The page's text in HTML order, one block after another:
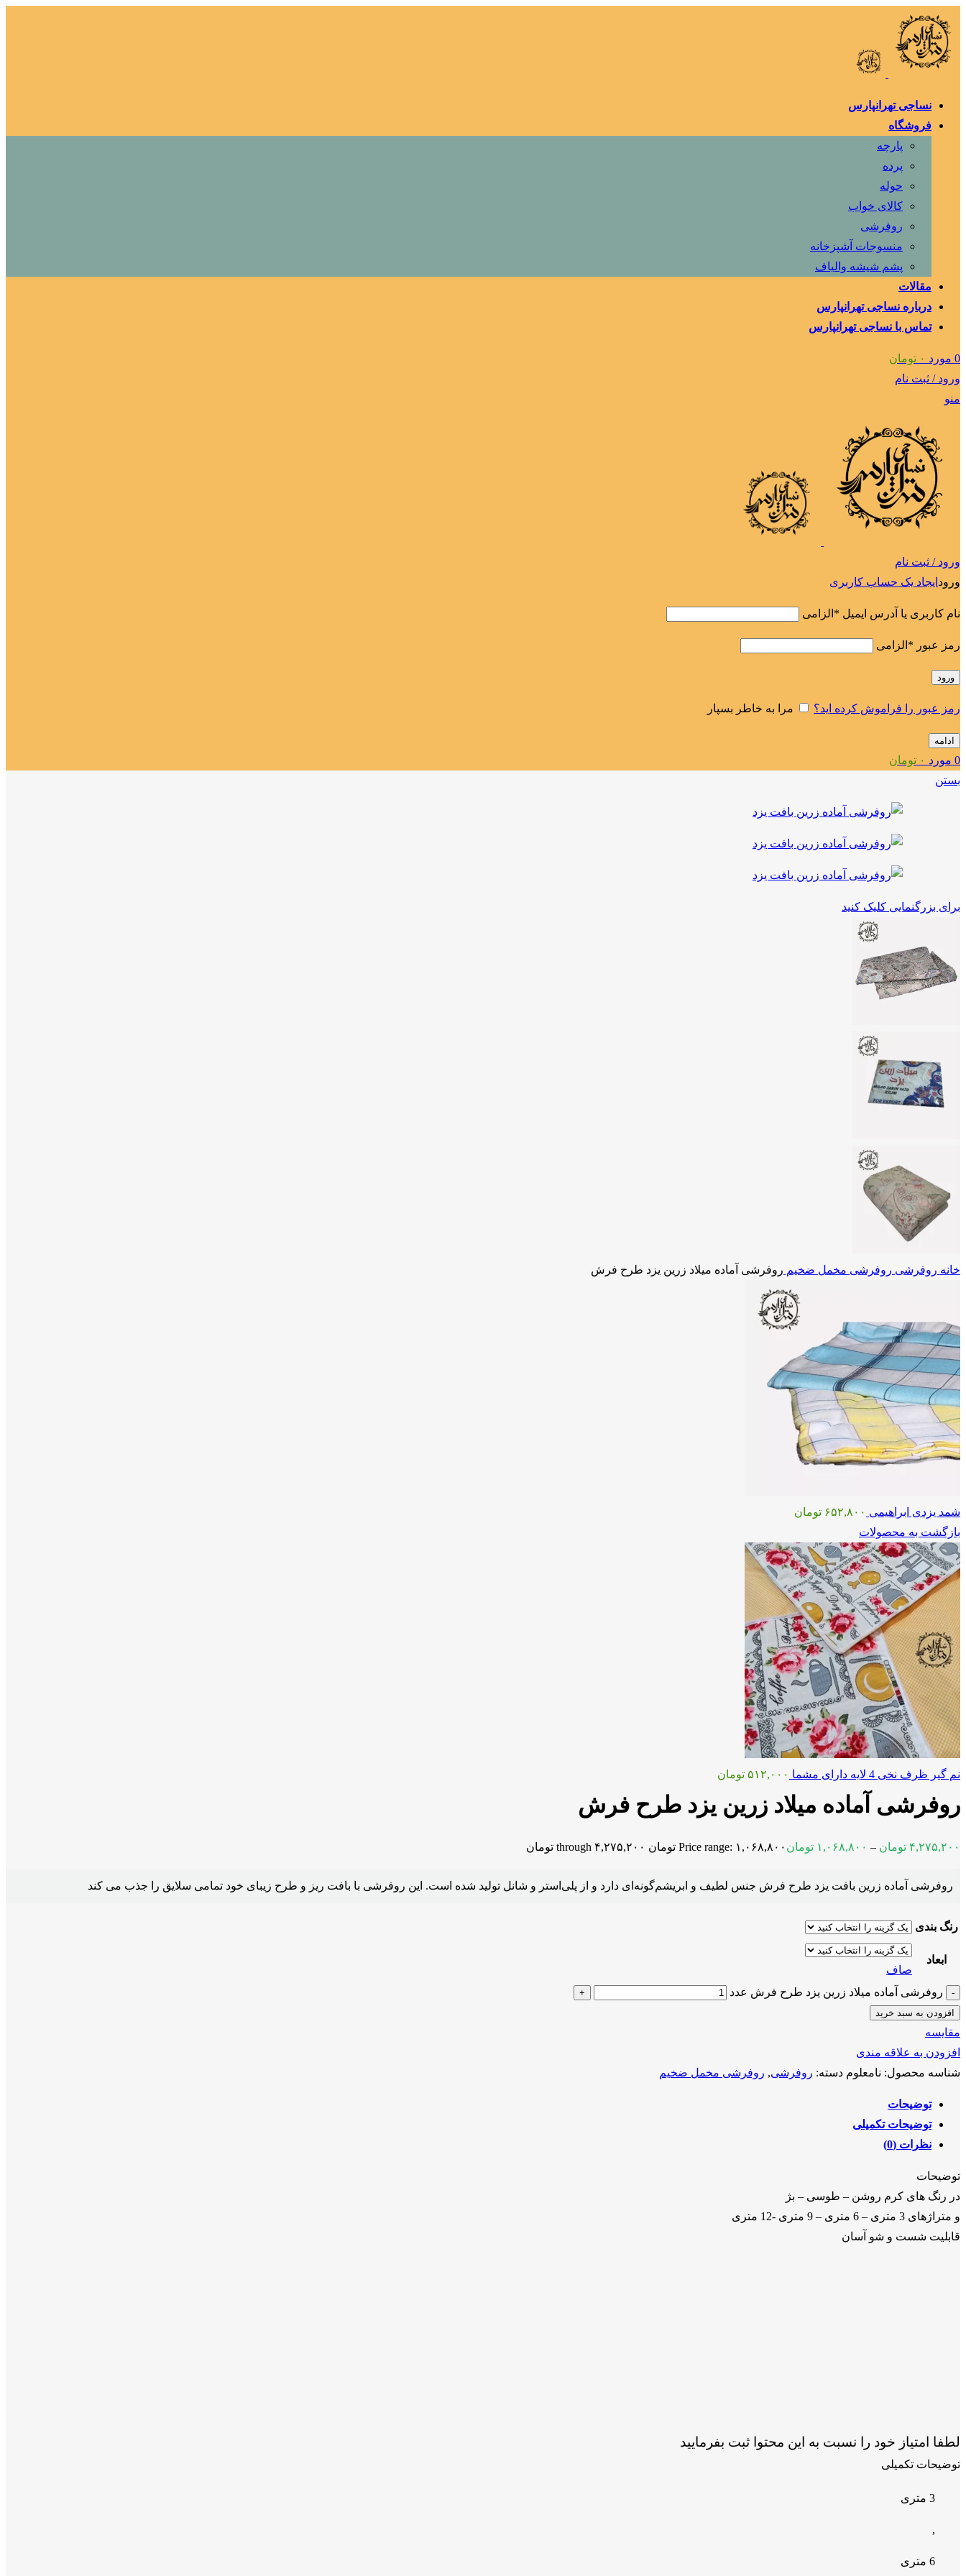
نساجی تهرانپارس
فروشگاه
پارچه
پرده
حوله
کالای خواب
روفرشی
منسوجات آشپزخانه
پشم شیشه والیاف
مقالات
درباره نساجی تهرانپارس
تماس با نساجی تهرانپارس
0 مورد ۰ تومان
ورود / ثبت نام
منو
ورود / ثبت نام
ورود ایجاد یک حساب کاربری
نام کاربری یا آدرس ایمیل * الزامی
رمز عبور * الزامی
ورود
رمز عبور را فراموش کرده اید؟ مرا به خاطر بسپار
ادامه
0 مورد ۰ تومان
بستن
برای بزرگنمایی کلیک کنید
خانه روفرشی روفرشی مخمل ضخیم روفرشی آماده میلاد زرین یزد طرح فرش
شمد یزدی ابراهیمی ۶۵۲,۸۰۰ تومان
بازگشت به محصولات
نم گیر ظرف نخی 4 لایه دارای مشما ۵۱۲,۰۰۰ تومان
روفرشی آماده میلاد زرین یزد طرح فرش
۴,۲۷۵,۲۰۰ تومان – ۱,۰۶۸,۸۰۰ تومان Price range: ۱,۰۶۸,۸۰۰ تومان through ۴,۲۷۵,۲۰۰ تومان
روفرشی آماده زرین بافت یزد طرح فرش جنس لطیف و ابریشم‌گونه‌ای دارد و از پلی‌استر و شانل تولید شده است. این روفرشی با بافت ریز و طرح زیبای خود تمامی سلایق را جذب می کند
رنگ بندی
ابعاد
صاف
روفرشی آماده میلاد زرین یزد طرح فرش عدد
افزودن به سبد خرید
مقايسه
افزودن به علاقه مندی
شناسه محصول: نامعلوم دسته: روفرشی, روفرشی مخمل ضخیم
توضیحات
توضیحات تکمیلی
نظرات (0)
توضیحات
در رنگ های کرم روشن – طوسی – بژ
و متراژهای 3 متری – 6 متری – 9 متری -12 متری
قابلیت شست و شو آسان
لطفا امتیاز خود را نسبت به این محتوا ثبت بفرمایید
توضیحات تکمیلی
3 متری
,
6 متری